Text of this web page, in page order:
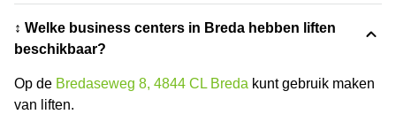
↕️ Welke business centers in Breda hebben liften
beschikbaar?
Op de Bredaseweg 8, 4844 CL Breda kunt gebruik maken
van liften.